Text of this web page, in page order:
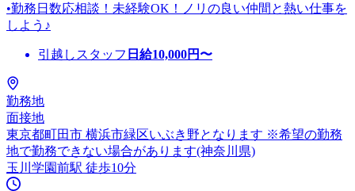
•勤務日数応相談！未経験OK！ノリの良い仲間と熱い仕事を
しよう♪
引越しスタッフ 日給10,000円〜
勤務地
面接地
東京都町田市 横浜市緑区いぶき野となります ※希望の勤務
地で勤務できない場合があります(神奈川県)
玉川学園前駅 徒歩10分